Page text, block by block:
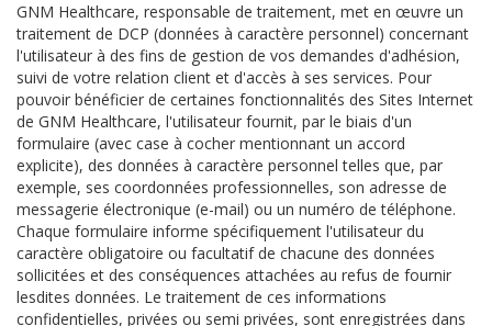
GNM Healthcare, responsable de traitement, met en œuvre un
traitement de DCP (données à caractère personnel) concernant
l'utilisateur à des fins de gestion de vos demandes d'adhésion,
suivi de votre relation client et d'accès à ses services. Pour
pouvoir bénéficier de certaines fonctionnalités des Sites Internet
de GNM Healthcare, l'utilisateur fournit, par le biais d'un
formulaire (avec case à cocher mentionnant un accord
explicite), des données à caractère personnel telles que, par
exemple, ses coordonnées professionnelles, son adresse de
messagerie électronique (e-mail) ou un numéro de téléphone.
Chaque formulaire informe spécifiquement l'utilisateur du
caractère obligatoire ou facultatif de chacune des données
sollicitées et des conséquences attachées au refus de fournir
lesdites données. Le traitement de ces informations
confidentielles, privées ou semi privées, sont enregistrées dans